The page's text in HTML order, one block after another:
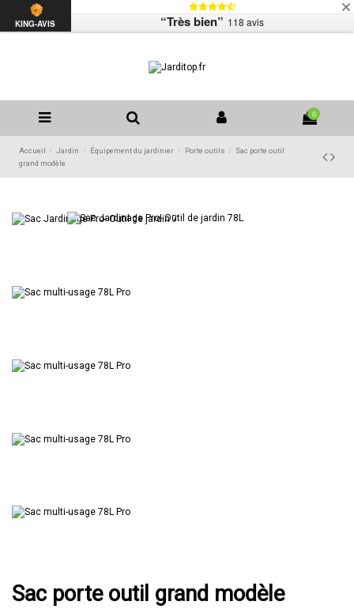
Contactez-nous
Liste de souhaits (
0
Accueil Jardin Équipement du jardinier Porte outils
Sac porte outil
grand modèle
Sac porte outil grand modèle
KING-AVIS “Très bien” 118 avis